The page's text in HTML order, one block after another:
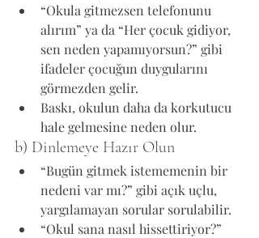
“Okula gitmezsen telefonunu
alırım” ya da “Her çocuk gidiyor,
sen neden yapamıyorsun?” gibi
ifadeler çocuğun duygularını
görmezden gelir.
Baskı, okulun daha da korkutucu
hale gelmesine neden olur.
b) Dinlemeye Hazır Olun
“Bugün gitmek istememenin bir
nedeni var mı?” gibi açık uçlu,
yargılamayan sorular sorulabilir.
“Okul sana nasıl hissettiriyor?”